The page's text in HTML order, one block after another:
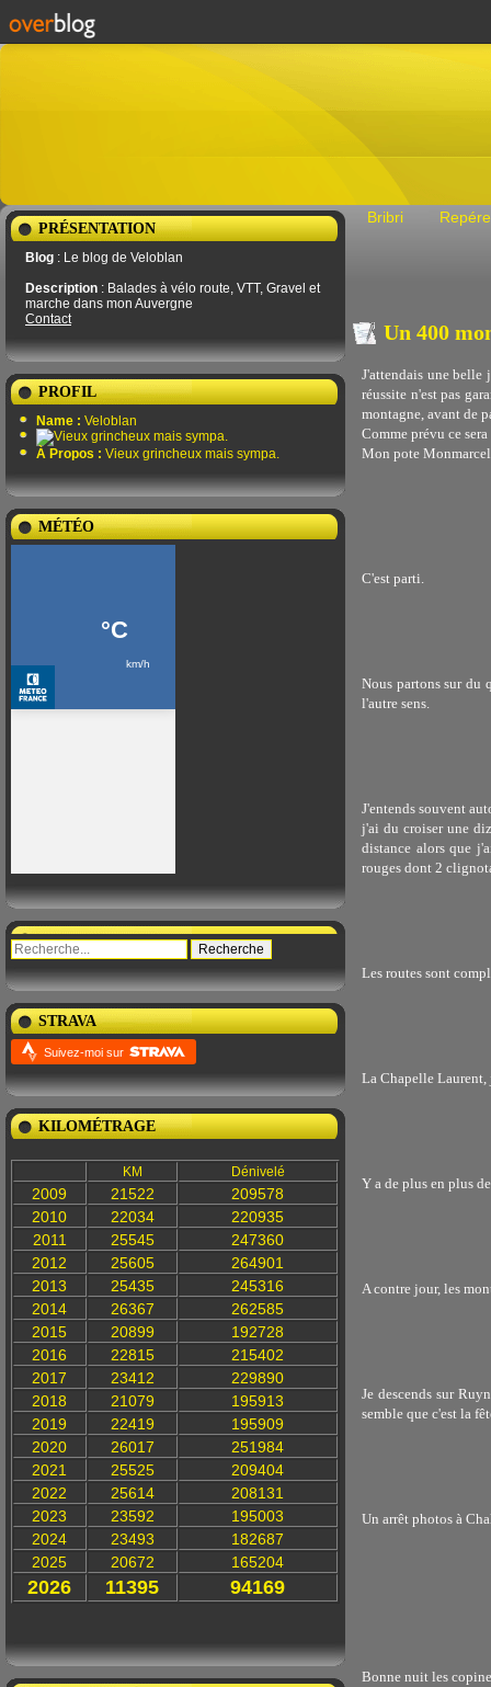
PRÉSENTATION
Blog : Le blog de Veloblan
Description : Balades à vélo route, VTT, Gravel et
marche dans mon Auvergne
Contact
PROFIL
Name : Veloblan
À Propos : Vieux grincheux mais sympa.
MÉTÉO
STRAVA
Suivez-moi sur
KILOMÉTRAGE
KM Dénivelé
2009 21522
209578
2010
22034
220935
2011
25545
247360
2012
25605
264901
2013
25435
245316
2014
26367
262585
2015
20899
192728
2016
22815
215402
2017
23412
229890
2018
21079
195913
2019
22419
195909
2020
26017
251984
2021
25525
209404
2022
25614
208131
2023
23592
195003
2024
23493
182687
2025
20672 165204
2026 11395 94169
Bribri
Un 400
J'attendais une belle
réussite n'est pas
montagne, avant de
Comme prévu ce
Mon pote
C'est parti.
Nous partons sur du
l'autre sens.
J'entends souvent
j'ai du croiser une
distance alors que
rouges dont 2
Les routes sont
La Chapelle Laurent,
Y a de plus en plus
A contre jour, les
Je descends sur
semble que c'est la
Un arrêt photos à
Bonne nuit les